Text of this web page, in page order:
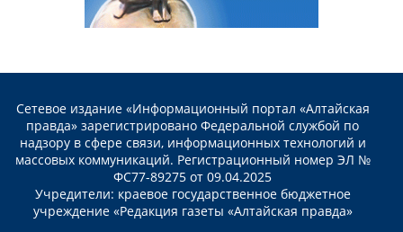
Сетевое издание «Информационный портал «Алтайская
правда» зарегистрировано Федеральной службой по
надзору в сфере связи, информационных технологий и
массовых коммуникаций. Регистрационный номер ЭЛ №
ФС77-89275 от 09.04.2025
Учредители: краевое государственное бюджетное
учреждение «Редакция газеты «Алтайская правда»